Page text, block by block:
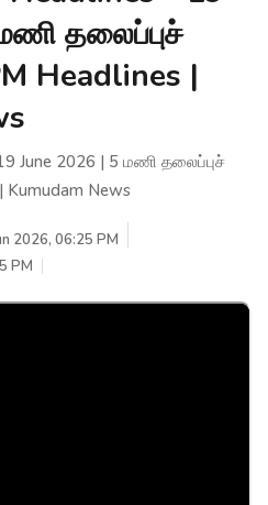
தலைப்புச்
Headlines |
June 2026 | 5 மணி தலைப்புச்
News
2026, 06:25 PM
PM